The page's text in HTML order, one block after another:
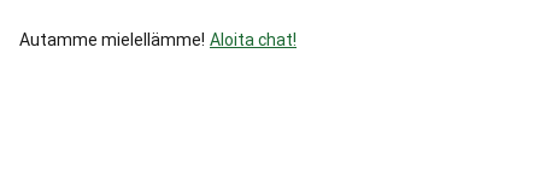
Autamme mielellämme! Aloita chat!